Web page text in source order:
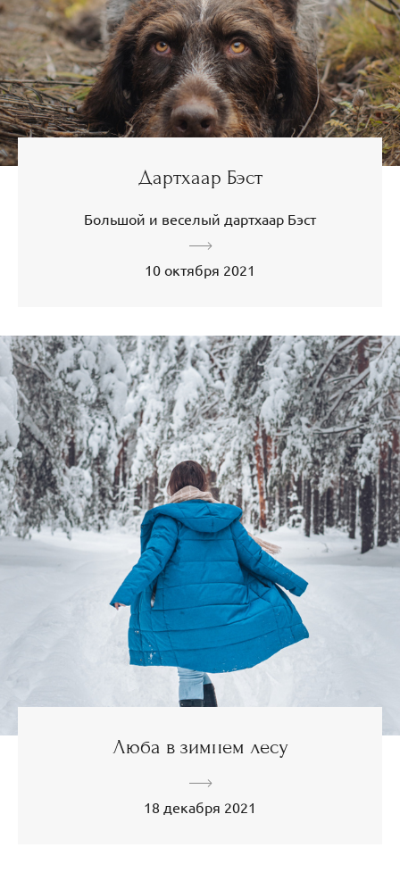
Дартхаар Бэст
Большой и веселый дартхаар Бэст
10 октября 2021
Люба в зимнем лесу
18 декабря 2021